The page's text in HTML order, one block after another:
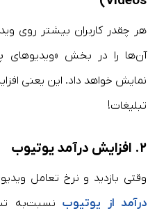
هر چقدر کاربران بیشتر روی
آن‌ها را در بخش «ویدیوهای
نمایش خواهد داد. این یعنی
تبلیغات!
۲. افزایش درآمد یوتیوب
وقتی بازدید و نرخ تعامل
درآمد از یوتیوبنسبت‌به